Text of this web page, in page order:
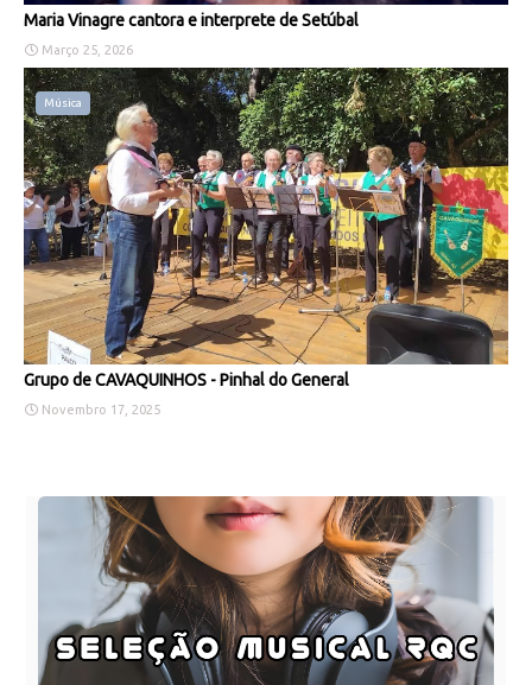
Maria Vinagre cantora e interprete de Setúbal
Março 25, 2026
Música
Grupo de CAVAQUINHOS - Pinhal do General
Novembro 17, 2025